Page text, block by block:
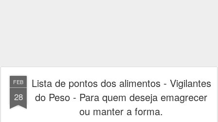
FEB
28
Lista de pontos dos alimentos - Vigilantes
do Peso - Para quem deseja emagrecer
ou manter a forma.